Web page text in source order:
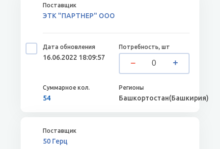
ЭТК "ПАРТНЕР" ООО
16.06.2022 18:09:57
54 Башкортостан(Башкирия)
50 Герц